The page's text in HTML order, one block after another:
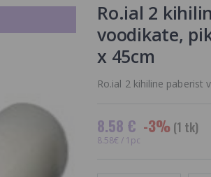
Ro.ial 2
voodikate,
x 45cm
Ro.ial 2 kihiline paberist
8.58 € -3% (1 tk)
8.58€ / 1pc